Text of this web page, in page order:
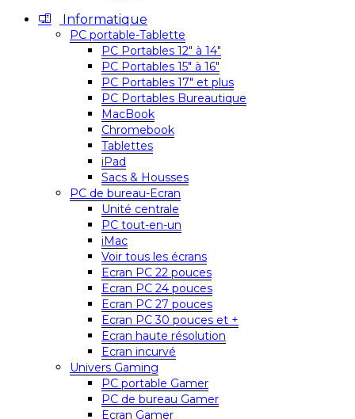
Informatique
PC portable-Tablette
PC Portables 12″ à 14″
PC Portables 15″ à 16″
PC Portables 17″ et plus
PC Portables Bureautique
MacBook
Chromebook
Tablettes
iPad
Sacs & Housses
PC de bureau-Ecran
Unité centrale
PC tout-en-un
iMac
Voir tous les écrans
Ecran PC 22 pouces
Ecran PC 24 pouces
Ecran PC 27 pouces
Ecran PC 30 pouces et +
Ecran haute résolution
Ecran incurvé
Univers Gaming
PC portable Gamer
PC de bureau Gamer
Ecran Gamer